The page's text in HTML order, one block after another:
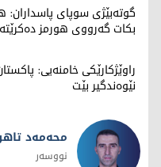
گوتەبێژی سوپای پاسداران:
بکات گەرووی هورمز
راوێژکارێکی خامنەیی:
نێوەندگیر بێت
محەمەد
نووسەر